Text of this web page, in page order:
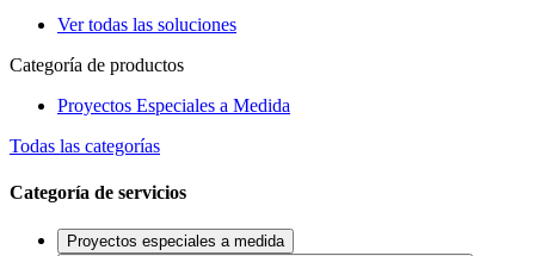
Ver todas las soluciones
Categoría de productos
Proyectos Especiales a Medida
Todas las categorías
Categoría de servicios
Proyectos especiales a medida